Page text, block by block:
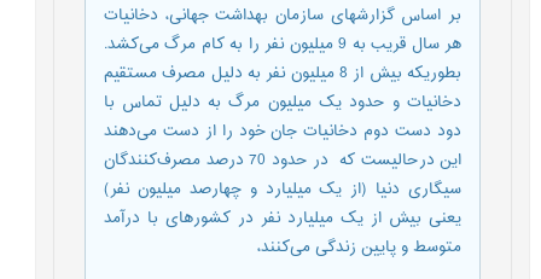
بر اساس گزارشهای سازمان بهداشت جهانی، دخانیات
هر سال قریب به 9 میلیون نفر را به کام مرگ می‌کشد.
بطوریکه بیش از 8 میلیون نفر به دلیل مصرف مستقیم
دخانیات و حدود یک میلیون مرگ به دلیل تماس با
دود دست دوم دخانیات جان خود را از دست می‌دهند
این درحالیست که در حدود 70 درصد مصرف‌کنندگان
سیگاری دنیا (از یک میلیارد و چهارصد میلیون نفر)
یعنی بیش از یک میلیارد نفر در کشورهای با درآمد
متوسط و پایین زندگی می‌کنند،